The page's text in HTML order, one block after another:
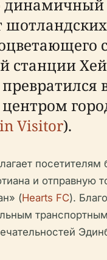
станции
Visitor).
и отправную
(Hearts FC).